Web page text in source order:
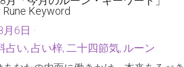
月「今月のルーン・キーワード」
Rune Keyword